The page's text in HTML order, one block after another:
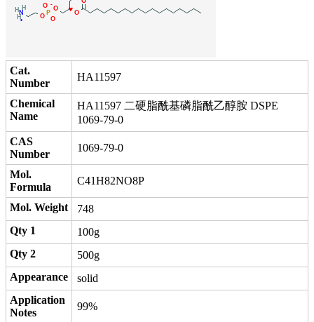
Cat.
Number
HA11597
Chemical
Name
HA11597 二硬脂酰基磷脂酰乙醇胺 DSPE
1069-79-0
CAS
Number
1069-79-0
Mol.
Formula
C41H82NO8P
Mol. Weight
748
Qty 1
100g
Qty 2
500g
Appearance
solid
Application
Notes
99%